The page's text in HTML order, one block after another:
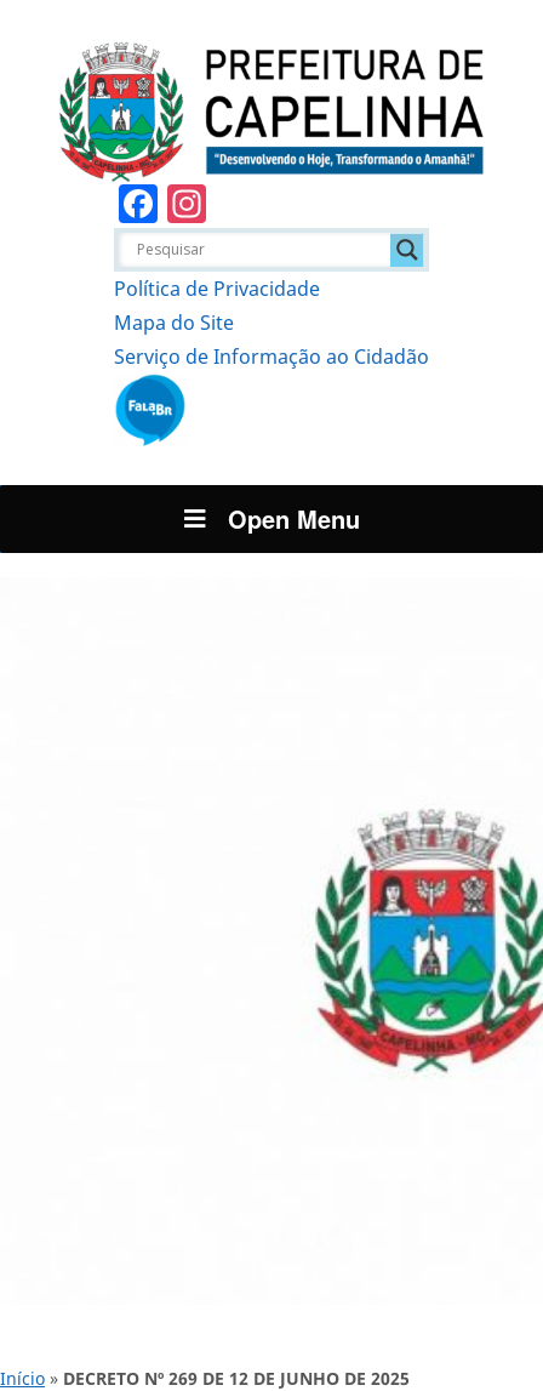
Facebook
Política de Privacidade
Mapa do Site
Serviço de Informação ao Cidadão
Open Menu
Início » DECRETO Nº 269 DE 12 DE JUNHO DE 2025